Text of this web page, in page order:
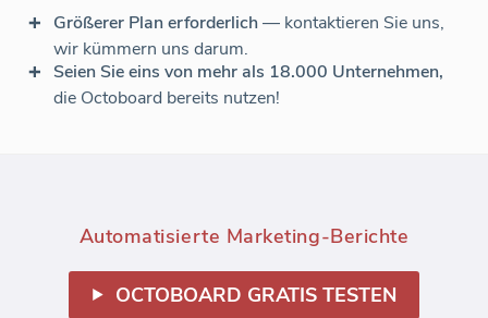
Größerer Plan erforderlich— kontaktieren Sie uns,
wir kümmern uns darum.
Seien Sie eins von mehr als 18.000 Unternehmen,
die Octoboard bereits nutzen!
Automatisierte Marketing-Berichte
OCTOBOARD GRATIS TESTEN